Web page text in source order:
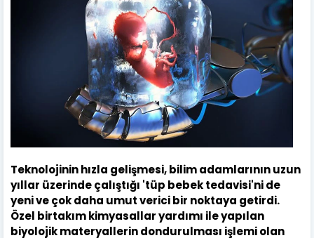
Teknolojinin hızla gelişmesi, bilim adamlarının uzun
yıllar üzerinde çalıştığı 'tüp bebek tedavisi'ni de
yeni ve çok daha umut verici bir noktaya getirdi.
Özel birtakım kimyasallar yardımı ile yapılan
biyolojik materyallerin dondurulması işlemi olan